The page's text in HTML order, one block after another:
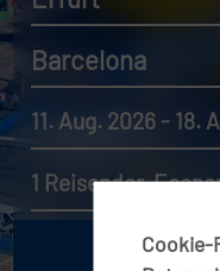
Barcelona
11. Aug. 2026 - 18.
1 Reisender,
Cookie-